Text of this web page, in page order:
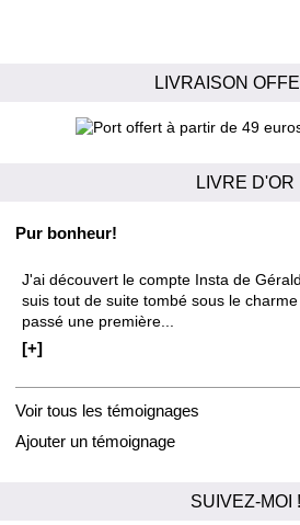
LIVRAISON
LIVRE D'OR
Pur bonheur!
J'ai découvert le compte Insta de
suis tout de suite tombé sous le
passé une première...
[+]
Voir tous les témoignages
Ajouter un témoignage
SUIVEZ-MOI !